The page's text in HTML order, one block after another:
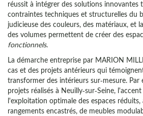
réussit à intégrer des solutions innovantes
contraintes techniques et structurelles du
judicieuse des couleurs, des matériaux, et
des volumes permettent de créer des
fonctionnels.
La démarche entreprise par MARION
cas et des projets antérieurs qui
transformer des intérieurs sur-mesure. Par
projets réalisés à Neuilly-sur-Seine,
l'exploitation optimale des espaces
rangements encastrés, de meubles